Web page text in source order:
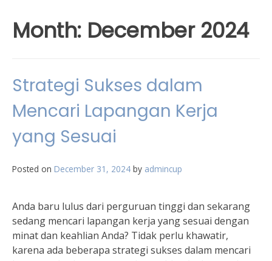
Month: December 2024
Strategi Sukses dalam
Mencari Lapangan Kerja
yang Sesuai
Posted on December 31, 2024 by admincup
Anda baru lulus dari perguruan tinggi dan sekarang
sedang mencari lapangan kerja yang sesuai dengan
minat dan keahlian Anda? Tidak perlu khawatir,
karena ada beberapa strategi sukses dalam mencari